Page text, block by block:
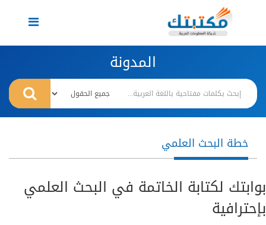
Toggle
navigation
المدونة
خطة البحث العلمي
بوابتك لكتابة الخاتمة في البحث العلمي
بإحترافية